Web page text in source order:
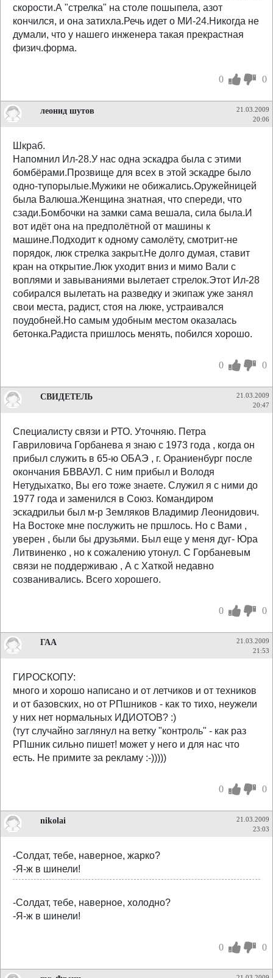
скорости.А "стрелка" на столе пошыпела, азот
кончился, и она затихла.Речь идет о МИ-24.Никогда не
думали, что у нашего инженера такая прекрастная
физич.форма.
0 0
леонид шутов
21.03.2009
20:06
Шкраб.
Напомнил Ил-28.У нас одна эскадра была с этими
бомбёрами.Прозвище для всех в этой эскадре было
одно-тупорылые.Мужики не обижались.Оружейницей
была Валюша.Женщина знатная, что спереди, что
сзади.Бомбочки на замки сама вешала, сила была.И
вот идёт она на предполётной от машины к
машине.Подходит к одному самолёту, смотрит-не
порядок, люк стрелка закрыт.Не долго думая, ставит
кран на открытие.Люк уходит вниз и мимо Вали с
воплями и завываниями вылетает стрелок.Этот Ил-28
собирался вылетать на разведку и экипаж уже занял
свои места, радист, стоя на люке, устраивался
поудобней.Но самым удобным местом оказалась
бетонка.Радиста пришлось менять, побился хорошо.
0 0
СВИДЕТЕЛЬ
21.03.2009
20:47
Специалисту связи и РТО. Уточняю. Петра
Гавриловича Горбанева я знаю с 1973 года , когда он
прибыл служить в 65-ю ОБАЭ , г. Ораниенбург после
окончания БВВАУЛ. С ним прибыл и Володя
Нетудыхатко, Вы его тоже знаете. Служил я с ними до
1977 года и заменился в Союз. Командиром
эскадрильи был м-р Земляков Владимир Леонидович.
На Востоке мне послужить не пршлось. Но с Вами ,
уверен , были бы друзьями. Был еще у меня дуг- Юра
Литвиненко , но к сожалению утонул. С Горбаневым
связи не поддерживаю , А с Хаткой недавно
созванивались. Всего хорошего.
0 0
ГАА
21.03.2009
21:53
ГИРОСКОПУ:
много и хорошо написано и от летчиков и от техников
и от базовских, но от РПшников - как то тихо, неужели
у них нет нормальных ИДИОТОВ? :)
(тут случайно заглянул на ветку "контроль" - как раз
РПшник сильно пишет! может у него и для нас что
есть. Не примите за рекламу :-)))))
0 0
nikolai
21.03.2009
23:03
-Солдат, тебе, наверное, жарко?
-Я-ж в шинели!
-Солдат, тебе, наверное, холодно?
-Я-ж в шинели!
0 0